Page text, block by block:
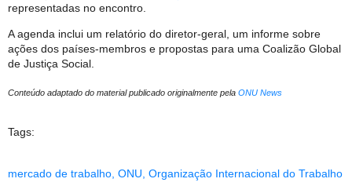
representadas no encontro.
A agenda inclui um relatório do diretor-geral, um informe sobre
ações dos países-membros e propostas para uma Coalizão Global
de Justiça Social.
Conteúdo adaptado do material publicado originalmente pela ONU News
Tags:
mercado de trabalho, ONU, Organização Internacional do Trabalho